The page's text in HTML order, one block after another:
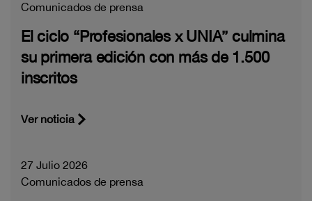
Comunicados de prensa
El ciclo “Profesionales x UNIA” culmina
su primera edición con más de 1.500
inscritos
Ver noticia
27 Julio 2026
Comunicados de prensa